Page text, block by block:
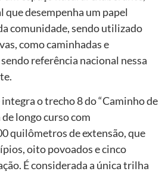
que desempenha um papel
comunidade, sendo utilizado
como caminhadas e
referência nacional nessa
o trecho 8 do “Caminho de
longo curso com
quilômetros de extensão, que
oito povoados e cinco
É considerada a única trilha